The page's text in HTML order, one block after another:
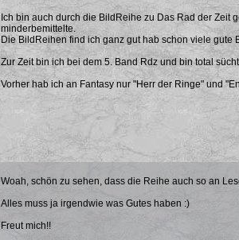
Ich bin auch durch die BildReihe zu Das Rad der Zeit
minderbemittelte.
Die BildReihen find ich ganz gut hab schon viele gute
Zur Zeit bin ich bei dem 5. Band Rdz und bin total
Vorher hab ich an Fantasy nur "Herr der Ringe" und
Woah, schön zu sehen, dass die Reihe auch so an
Alles muss ja irgendwie was Gutes haben :)
Freut mich!!